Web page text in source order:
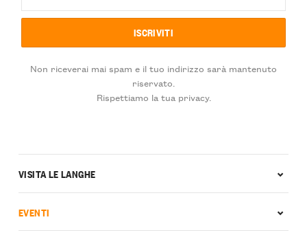
Non riceverai mai spam e il tuo indirizzo sarà mantenuto
riservato.
Rispettiamo la tua privacy.
VISITA LE LANGHE
EVENTI